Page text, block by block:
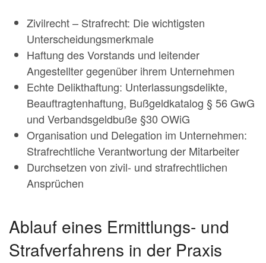
Zivilrecht – Strafrecht: Die wichtigsten
Unterscheidungsmerkmale
Haftung des Vorstands und leitender
Angestellter gegenüber ihrem Unternehmen
Echte Delikthaftung: Unterlassungsdelikte,
Beauftragtenhaftung, Bußgeldkatalog § 56 GwG
und Verbandsgeldbuße §30 OWiG
Organisation und Delegation im Unternehmen:
Strafrechtliche Verantwortung der Mitarbeiter
Durchsetzen von zivil- und strafrechtlichen
Ansprüchen
Ablauf eines Ermittlungs- und
Strafverfahrens in der Praxis